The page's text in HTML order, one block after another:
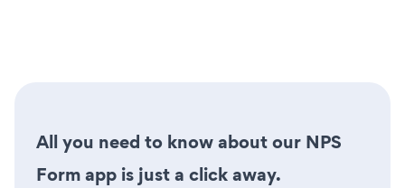
All you need to know about our NPS
Form app is just a click away.